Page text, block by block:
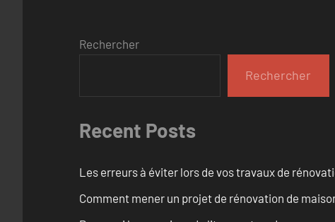
Rechercher
Rechercher
Recent Posts
Les erreurs à éviter lors de vos travaux de
Comment mener un projet de rénovation de